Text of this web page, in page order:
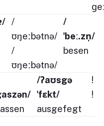
/
ʊŋeːbətnə/
/
ʊŋeːbətnə/
/
ˈbeː.zn̩/
besen
/ʔaʊsgə
ˈfɛkt/
ausgefegt
!
!